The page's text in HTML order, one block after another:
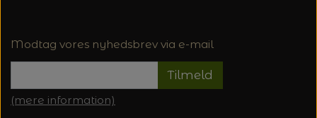
Modtag vores nyhedsbrev via e-mail
Tilmeld
(mere information)